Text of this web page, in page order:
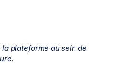
plateforme au sein de